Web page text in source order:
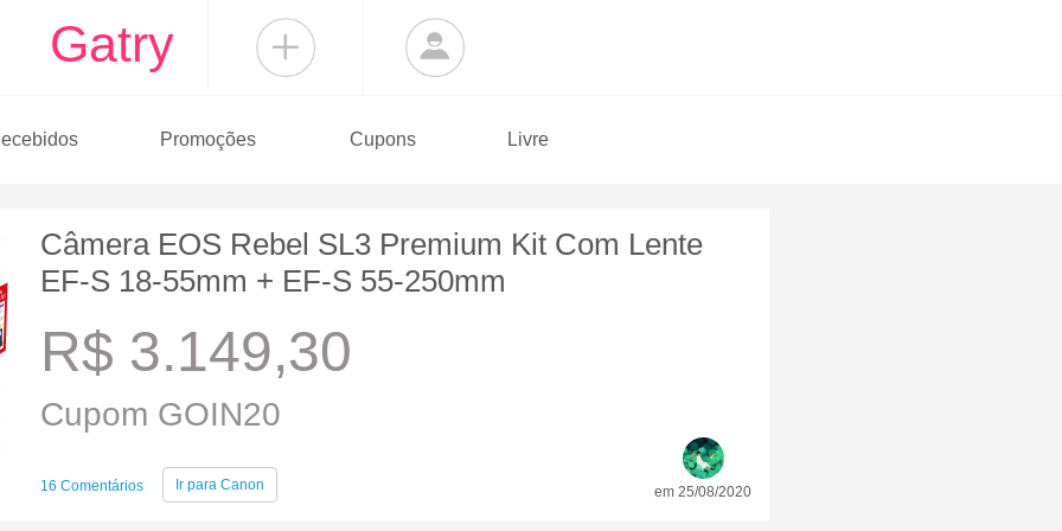
Gatry
Promoções Cupons Livre
Câmera EOS Rebel SL3 Premium Kit Com Lente
EF-S 18-55mm + EF-S 55-250mm
R$ 3.149,30
Cupom GOIN20
16 Comentários Ir para Canon em 25/08/2020